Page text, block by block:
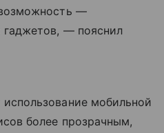
—
гаджетов, — пояснил
мобильной
более прозрачным,